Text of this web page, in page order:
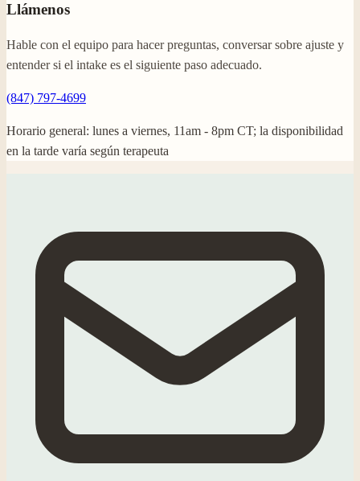
Llámenos
Hable con el equipo para hacer preguntas, conversar sobre ajuste y
entender si el intake es el siguiente paso adecuado.
(847) 797-4699
Horario general: lunes a viernes, 11am - 8pm CT; la disponibilidad
en la tarde varía según terapeuta